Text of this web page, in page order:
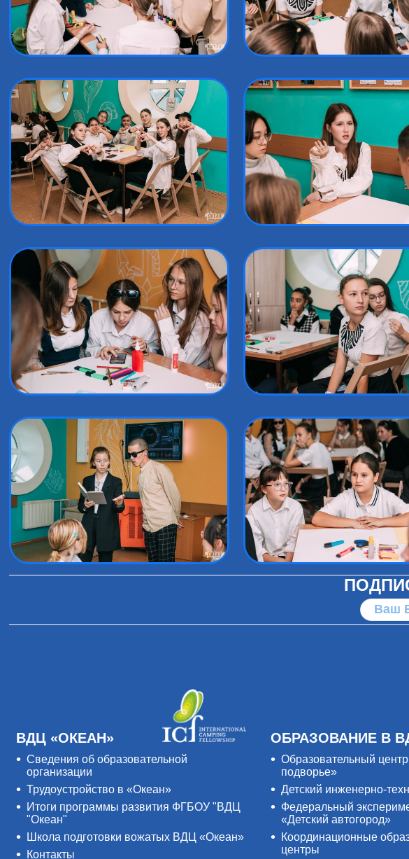
ВДЦ «ОКЕАН»
Сведения об образовательной
организации
Трудоустройство в «Океан»
Итоги программы развития ФГБОУ "ВДЦ
"Океан"
Школа подготовки вожатых ВДЦ «Океан»
Контакты
ОБРАЗОВАНИЕ В
Образовательный
подворье»
Детский инженерно-
Федеральный
«Детский автогород»
Координационные
центры